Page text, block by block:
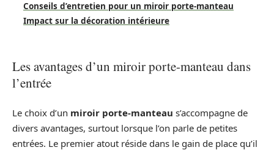
Conseils d’entretien pour un miroir porte-manteau
Impact sur la décoration intérieure
Les avantages d’un miroir porte-manteau dans
l’entrée
Le choix d’un miroir porte-manteau s’accompagne de
divers avantages, surtout lorsque l’on parle de petites
entrées. Le premier atout réside dans le gain de place qu’il